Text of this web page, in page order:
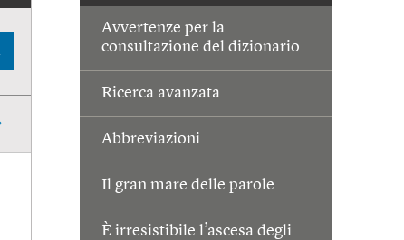
Avvertenze per la
consultazione del dizionario
Ricerca avanzata
Abbreviazioni
Il gran mare delle parole
È irresistibile l’ascesa degli